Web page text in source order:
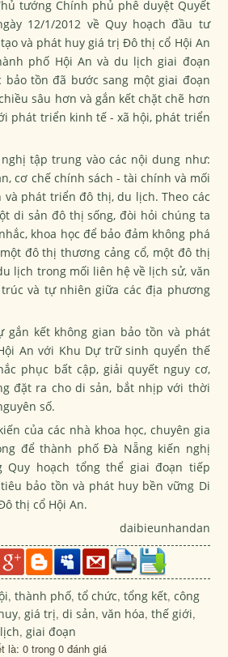
tướng Chính phủ phê duyệt Quyết
12/1/2012 về Quy hoạch đầu tư
và phát huy giá trị Đô thị cổ Hội An
phố Hội An và du lịch giai đoạn
bảo tồn đã bước sang một giai đoạn
sâu hơn và gắn kết chặt chẽ hơn
phát triển kinh tế - xã hội, phát triển
tập trung vào các nội dung như:
cơ chế chính sách - tài chính và mối
phát triển đô thị, du lịch. Theo các
di sản đô thị sống, đòi hỏi chúng ta
khoa học để bảo đảm không phá
đô thị thương cảng cổ, một đô thị
lịch trong mối liên hệ về lịch sử, văn
và tự nhiên giữa các địa phương
gắn kết không gian bảo tồn và phát
An với Khu Dự trữ sinh quyển thế
phục bất cập, giải quyết nguy cơ,
đặt ra cho di sản, bắt nhịp với thời
số.
của các nhà khoa học, chuyên gia
để thành phố Đà Nẵng kiến nghị
Quy hoạch tổng thể giai đoạn tiếp
bảo tồn và phát huy bền vững Di
thị cổ Hội An.
daibieunhandan
,thành phố,tổ chức,tổng kết,công
,giá trị,di sản,văn hóa,thế giới,
,giai đoạn
là: 0 trong 0 đánh giá